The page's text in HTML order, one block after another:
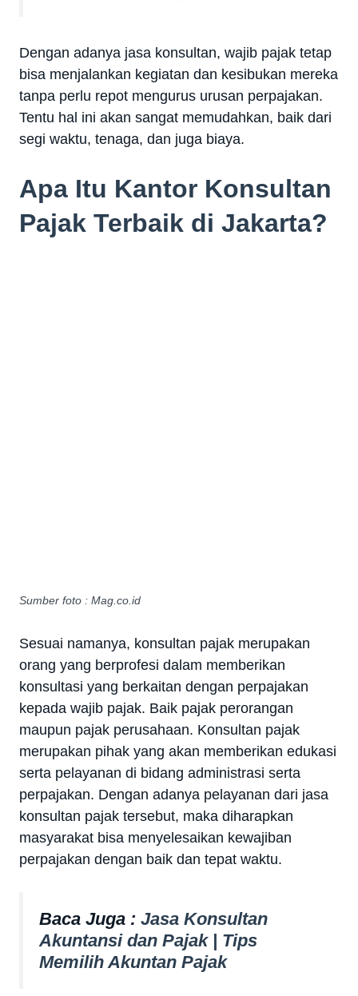
Dengan adanya jasa konsultan, wajib pajak tetap
bisa menjalankan kegiatan dan kesibukan mereka
tanpa perlu repot mengurus urusan perpajakan.
Tentu hal ini akan sangat memudahkan, baik dari
segi waktu, tenaga, dan juga biaya.
Apa Itu Kantor Konsultan
Pajak Terbaik di Jakarta?
Sumber foto : Mag.co.id
Sesuai namanya, konsultan pajak merupakan
orang yang berprofesi dalam memberikan
konsultasi yang berkaitan dengan perpajakan
kepada wajib pajak. Baik pajak perorangan
maupun pajak perusahaan. Konsultan pajak
merupakan pihak yang akan memberikan edukasi
serta pelayanan di bidang administrasi serta
perpajakan. Dengan adanya pelayanan dari jasa
konsultan pajak tersebut, maka diharapkan
masyarakat bisa menyelesaikan kewajiban
perpajakan dengan baik dan tepat waktu.
Baca Juga : Jasa Konsultan
Akuntansi dan Pajak | Tips
Memilih Akuntan Pajak